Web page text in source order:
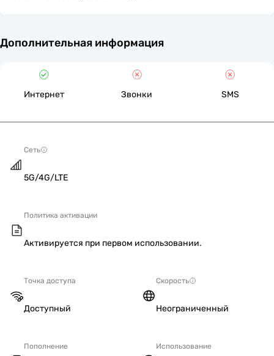
Дополнительная информация
Интернет Звонки SMS
Сеть
5G/4G/LTE
Политика активации
Активируется при первом использовании.
Точка доступа
Доступный
Скорость
Неограниченный
Пополнение Использование